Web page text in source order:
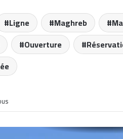
Ligne Maghreb
Ouverture
Nouris Elbahr :
simplifiée pour vos
estivale vers Marseille